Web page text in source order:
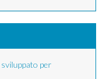
sviluppato per